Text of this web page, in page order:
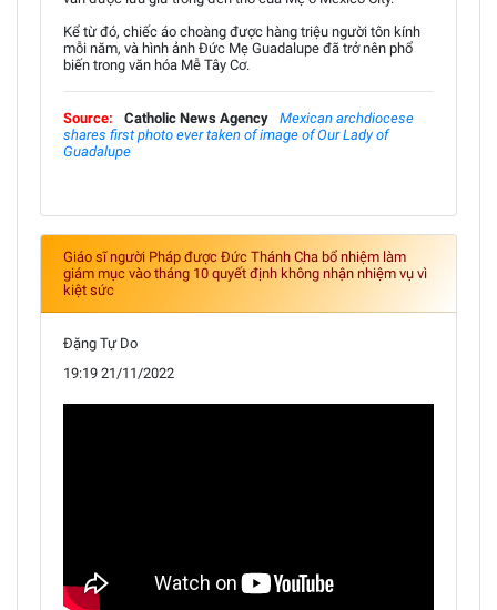
Kể từ đó, chiếc áo choàng được hàng triệu người tôn kính
mỗi năm, và hình ảnh Đức Mẹ Guadalupe đã trở nên phổ
biến trong văn hóa Mễ Tây Cơ.
Source: Catholic News Agency
Mexican archdiocese
shares first photo ever taken of image of Our Lady of
Guadalupe
Giáo sĩ người Pháp được Đức Thánh Cha bổ nhiệm làm
giám mục vào tháng 10 quyết định không nhận nhiệm vụ vì
kiệt sức
Đặng Tự Do
19:19 21/11/2022